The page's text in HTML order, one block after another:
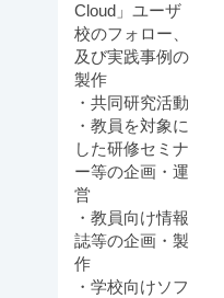
Cloud」ユーザ
校のフォロー、
及び実践事例の
製作
・共同研究活動
・教員を対象に
した研修セミナ
ー等の企画・運
営
・教員向け情報
誌等の企画・製
作
・学校向けソフ